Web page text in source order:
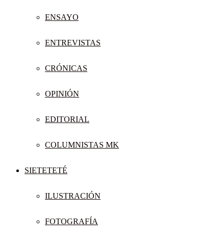
ENSAYO
ENTREVISTAS
CRÓNICAS
OPINIÓN
EDITORIAL
COLUMNISTAS MK
SIETETETÉ
ILUSTRACIÓN
FOTOGRAFÍA